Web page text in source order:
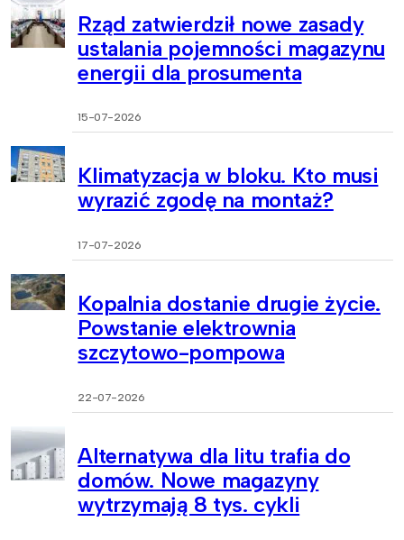
Rząd zatwierdził nowe zasady
ustalania pojemności magazynu
energii dla prosumenta
15-07-2026
Klimatyzacja w bloku. Kto musi
wyrazić zgodę na montaż?
17-07-2026
Kopalnia dostanie drugie życie.
Powstanie elektrownia
szczytowo-pompowa
22-07-2026
Alternatywa dla litu trafia do
domów. Nowe magazyny
wytrzymają 8 tys. cykli